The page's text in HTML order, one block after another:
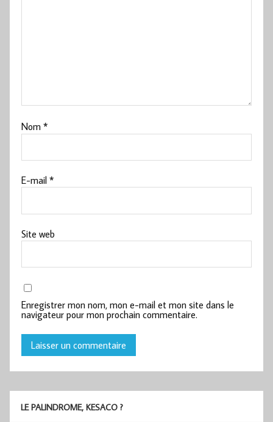
Nom*
E-mail*
Site web
Enregistrer mon nom, mon e-mail et mon site dans le
navigateur pour mon prochain commentaire.
LE PALINDROME, KESACO ?